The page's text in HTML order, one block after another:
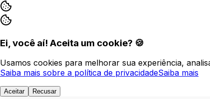
Ei, você aí! Aceita um cookie? 🍪
Usamos cookies para melhorar sua experiência,
Saiba mais sobre a política de privacidadeSaiba mais
Aceitar Recusar